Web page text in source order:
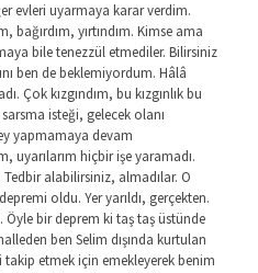
evleri uyarmaya karar verdim.
bağırdım, yırtındım. Kimse ama
bile tenezzül etmediler. Bilirsiniz
ben de beklemiyordum. Hâlâ
Çok kızgındım, bu kızgınlık bu
isteği, gelecek olanı
yapmamaya devam
uyarılarım hiçbir işe yaramadı.
alabilirsiniz, almadılar. O
oldu. Yer yarıldı, gerçekten.
Öyle bir deprem ki taş taş üstünde
ben Selim dışında kurtulan
takip etmek için emekleyerek benim